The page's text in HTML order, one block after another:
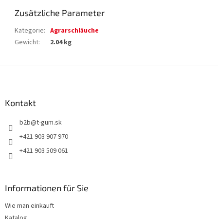
Zusätzliche Parameter
Kategorie: Agrarschläuche
Gewicht: 2.04 kg
Kontakt
b2b@t-gum.sk
+421 903 907 970
+421 903 509 061
Informationen für Sie
Wie man einkauft